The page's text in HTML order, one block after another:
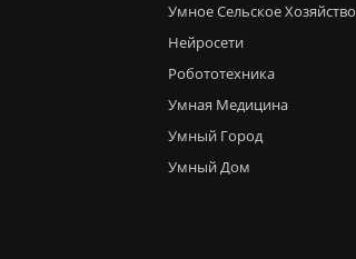
Умное Сельское Хозяйство
Нейросети
Робототехника
Умная Медицина
Умный Город
Умный Дом